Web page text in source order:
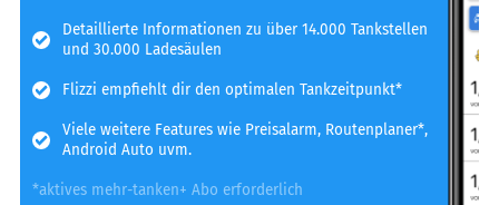
Detaillierte Informationen zu über 14.000 Tankstellen
und 30.000 Ladesäulen
Flizzi empfiehlt dir den optimalen Tankzeitpunkt*
Viele weitere Features wie Preisalarm, Routenplaner*,
Android Auto uvm.
*aktives mehr-tanken+ Abo erforderlich